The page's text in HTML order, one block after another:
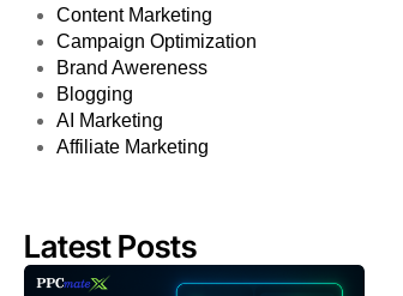
Content Marketing
Campaign Optimization
Brand Awereness
Blogging
AI Marketing
Affiliate Marketing
Latest Posts